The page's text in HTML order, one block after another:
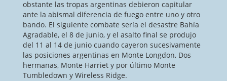
obstante las tropas argentinas debieron capitular
ante la abismal diferencia de fuego entre uno y otro
bando. El siguiente combate sería el desastre Bahía
Agradable, el 8 de junio, y el asalto final se produjo
del 11 al 14 de junio cuando cayeron sucesivamente
las posiciones argentinas en Monte Longdon, Dos
hermanas, Monte Harriet y por último Monte
Tumbledown y Wireless Ridge.